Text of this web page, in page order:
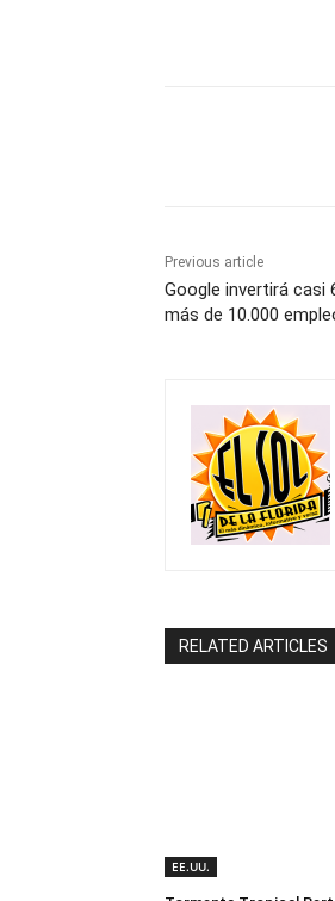
Previous article
Google invertirá casi
más de 10.000
RELATED ARTICLES
EE.UU.